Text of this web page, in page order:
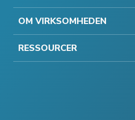
OM VIRKSOMHEDEN
RESSOURCER